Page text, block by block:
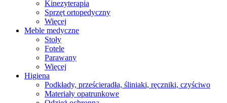
Kinezyterapia
Sprzęt ortopedyczny
Więcej
Meble medyczne
Stoły
Fotele
Parawany
Więcej
Higiena
Podkłady, prześcieradła, śliniaki, ręczniki, czyściwo
Materiały opatrunkowe